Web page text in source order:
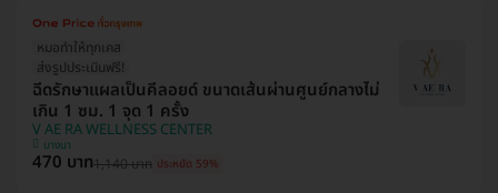
หมอทำให้ทุกเคส
ส่งรูปประเมินฟรี!
ฉีดรักษาแผลเป็นคีลอยด์ ขนาดเส้นผ่านศูนย์กลางไม่
เกิน 1 ซม. 1 จุด 1 ครั้ง
V AE RA WELLNESS CENTER
บางนา
470 บาท1,140 บาท ประหยัด 59%